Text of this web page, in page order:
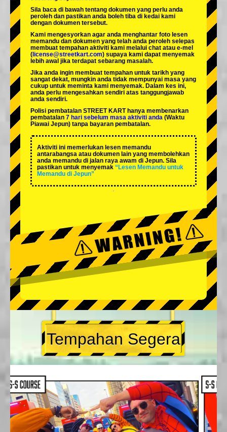
Sila baca di bawah tentang dokumen yang perlu anda
peroleh dan pastikan anda boleh tiba di kedai kami
dengan dokumen tersebut.
Kami mengesyorkan agar anda menghantar foto lesen
memandu dan dokumen yang telah anda peroleh selepas
membuat tempahan aktiviti kami melalui chat atau e-mel
( license@streetkart.com) supaya kami dapat menyemak
lebih awal jika terdapat sebarang masalah.
Jika anda ingin membuat tempahan untuk tarikh yang
sangat dekat, mungkin anda tidak mempunyai masa yang
cukup untuk meminta kami menyemak. Dalam kes ini,
anda perlu mengesahkan sendiri atas tanggungjawab
anda sendiri.
Polisi pembatalan STREET KART hanya membenarkan
pembatalan 7 hari sebelum masa aktiviti anda (Waktu
Piawai Jepun) tanpa bayaran pembatalan.
Aktiviti ini memerlukan lesen memandu
antarabangsa atau dokumen lain yang membolehkan
anda memandu di jalan raya awam di Jepun. Sila
pastikan untuk menyemak “Lesen Memandu untuk
Memandu di Jepun”
Tempahan Segera